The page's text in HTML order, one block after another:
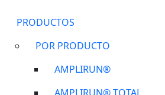
PRODUCTOS
POR PRODUCTO
AMPLIRUN®